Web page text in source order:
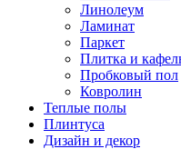
Линолеум
Ламинат
Паркет
Плитка и
Пробковый пол
Ковролин
Теплые полы
Плинтуса
Дизайн и декор